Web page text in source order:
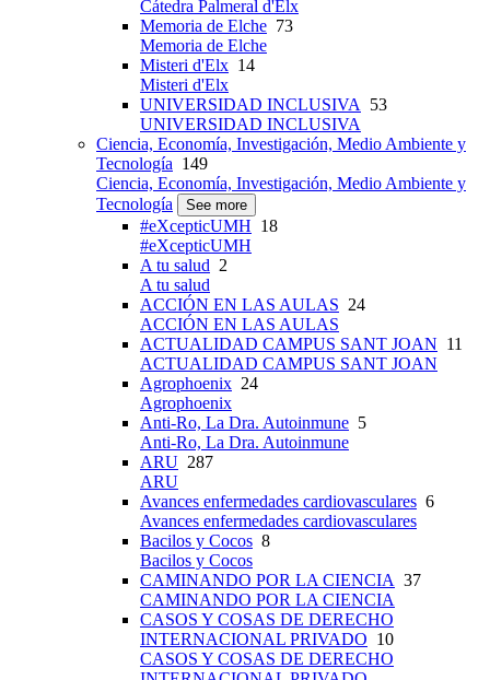
Cátedra Palmeral d'Elx
Memoria de Elche 73
Memoria de Elche
Misteri d'Elx 14
Misteri d'Elx
UNIVERSIDAD INCLUSIVA 53
UNIVERSIDAD INCLUSIVA
Ciencia, Economía, Investigación, Medio Ambiente y
Tecnología 149
Ciencia, Economía, Investigación, Medio Ambiente y
Tecnología
See more
#eXcepticUMH 18
#eXcepticUMH
A tu salud 2
A tu salud
ACCIÓN EN LAS AULAS 24
ACCIÓN EN LAS AULAS
ACTUALIDAD CAMPUS SANT JOAN 11
ACTUALIDAD CAMPUS SANT JOAN
Agrophoenix 24
Agrophoenix
Anti-Ro, La Dra. Autoinmune 5
Anti-Ro, La Dra. Autoinmune
ARU 287
ARU
Avances enfermedades cardiovasculares 6
Avances enfermedades cardiovasculares
Bacilos y Cocos 8
Bacilos y Cocos
CAMINANDO POR LA CIENCIA 37
CAMINANDO POR LA CIENCIA
CASOS Y COSAS DE DERECHO
INTERNACIONAL PRIVADO 10
CASOS Y COSAS DE DERECHO